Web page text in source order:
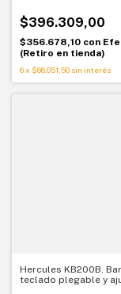
$396.309,00
$356.678,10 con
(Retiro en tienda)
6x $66.051,50 sin interés
Hercules KB200B.
teclado plegable y